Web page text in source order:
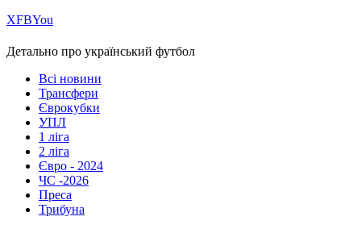
ХFBYou
Детально про український футбол
Всі новини
Трансфери
Єврокубки
УПЛ
1 ліга
2 ліга
Євро - 2024
ЧС -2026
Преса
Трибуна